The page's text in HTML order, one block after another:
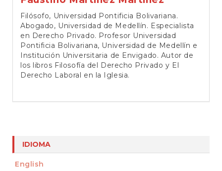
Filósofo, Universidad Pontificia Bolivariana.
Abogado, Universidad de Medellín. Especialista
en Derecho Privado. Profesor Universidad
Pontificia Bolivariana, Universidad de Medellín e
Institución Universitaria de Envigado. Autor de
los libros Filosofía del Derecho Privado y El
Derecho Laboral en la Iglesia.
IDIOMA
English